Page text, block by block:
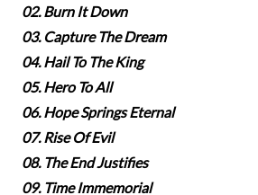
02. Burn It Down
03. Capture The Dream
04. Hail To The King
05. Hero To All
06. Hope Springs Eternal
07. Rise Of Evil
08. The End Justifies
09. Time Immemorial